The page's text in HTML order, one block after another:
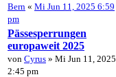
Bern « Mi Jun 11, 2025 6:59
pm
Pässesperrungen
europaweit 2025
von Cyrus » Mi Jun 11, 2025
2:45 pm